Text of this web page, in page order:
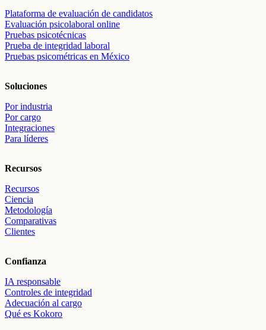
Plataforma de evaluación de candidatos
Evaluación psicolaboral online
Pruebas psicotécnicas
Prueba de integridad laboral
Pruebas psicométricas en México
Soluciones
Por industria
Por cargo
Integraciones
Para líderes
Recursos
Recursos
Ciencia
Metodología
Comparativas
Clientes
Confianza
IA responsable
Controles de integridad
Adecuación al cargo
Qué es Kokoro